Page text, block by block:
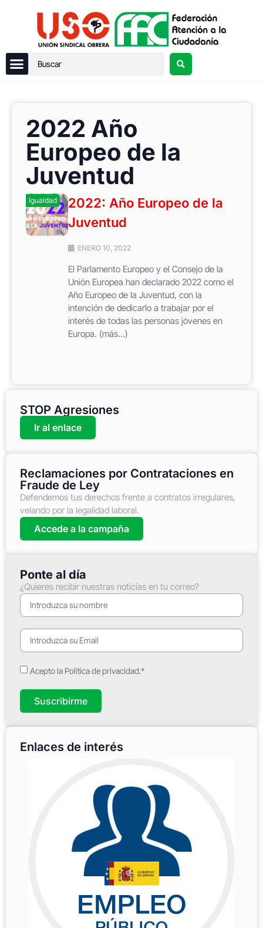
2022 Año
Europeo de la
Juventud
Igualdad
2022: Año Europeo de la
Juventud
ENERO 10, 2022
El Parlamento Europeo y el Consejo de la
Unión Europea han declarado 2022 como el
Año Europeo de la Juventud, con la
intención de dedicarlo a trabajar por el
interés de todas las personas jóvenes en
Europa. (más…)
STOP Agresiones
Ir al enlace
Reclamaciones por Contrataciones en
Fraude de Ley
Defendemos tus derechos frente a contratos irregulares,
velando por la legalidad laboral.
Accede a la campaña
Ponte al día
¿Quieres recibir nuestras noticias en tu correo?
Acepto la Política de privacidad.*
Suscribirme
Enlaces de interés